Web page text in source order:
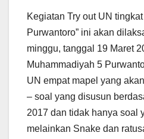
Kegiatan Try out UN
Purwantoro” ini akan
minggu, tanggal 19 Maret
Muhammadiyah 5
UN empat mapel yang
– soal yang disusun
2017 dan tidak hanya soal
melainkan Snake dan